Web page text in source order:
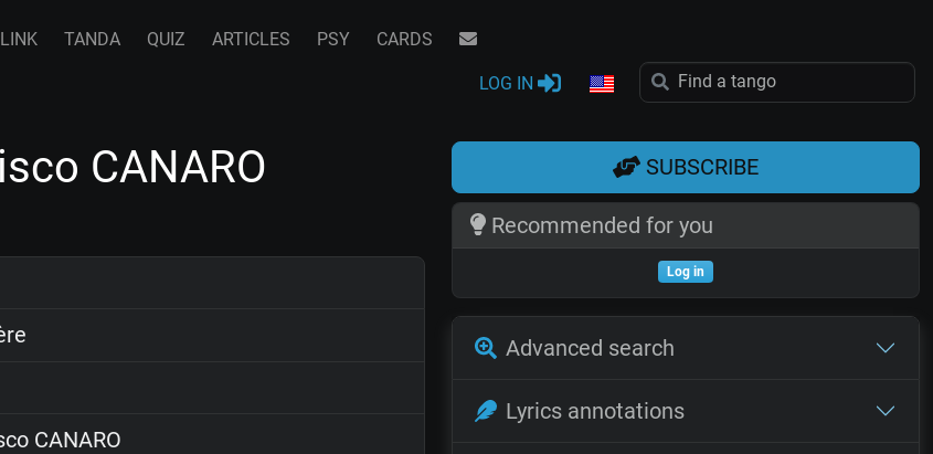
TANDA QUIZ ARTICLES PSY CARDS
LOG IN
CANARO
CANARO
SUBSCRIBE
Recommended for you
Log in
Advanced search
Lyrics annotations